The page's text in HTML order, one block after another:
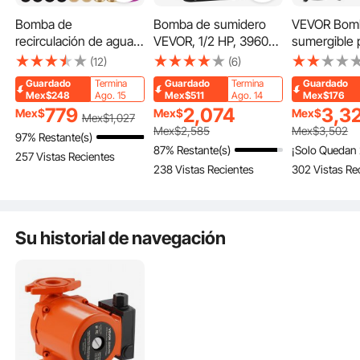
Nuestra bomba de agua caliente es compatible con varios equipos de
calefacción, como calefacción por suelo radiante, radiadores, calderas de pared
y calderas, satisfaciendo fácilmente las necesidades de circulación de agua
caliente en diferentes escenarios.
Bomba de
recirculación de agua
caliente VEVOR, 93 W,
110 V, adaptador de
latón de rosca G de
3/4″ a NPT de 1/2″,
cabezal de acero
inoxidable, control de 3
velocidades para
(12)
Guardado
Mex$248
Termina
Ago. 15
Mex$779 Mex$1,027
97% Restante(s)
257 Vistas Recientes
Bomba de sumidero
VEVOR, 1/2 HP, 3960
GPH, sumergible, de
acero inoxidable, con
descarga de 1-1/2"
NPT y cable de 10 pies,
interruptor de flotador
automático con
conector de conexión,
para depósito de agua
(6)
Guardado
Mex$511
Termina
Ago. 14
Mex$2,074
Mex$2,585
87% Restante(s)
238 Vistas Recientes
VEVOR
sumergible
residuales,
5880 GPH,
hierro
duradero,
salida de 2"
interruptor
de 10 pies,
por UL
Guardado
Mex$176
Mex$
Mex$3,502
¡Solo Quedan
302 Vistas
Su historial de navegación